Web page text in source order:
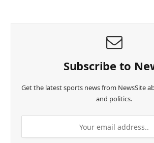
Subscribe to
Get the latest sports news from NewsSite
and politics.